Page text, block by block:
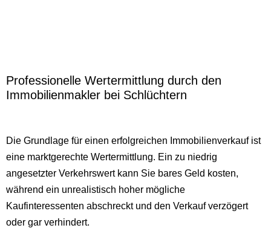
Professionelle Wertermittlung durch den
Immobilienmakler bei Schlüchtern
Die Grundlage für einen erfolgreichen Immobilienverkauf ist
eine marktgerechte Wertermittlung. Ein zu niedrig
angesetzter Verkehrswert kann Sie bares Geld kosten,
während ein unrealistisch hoher mögliche
Kaufinteressenten abschreckt und den Verkauf verzögert
oder gar verhindert.